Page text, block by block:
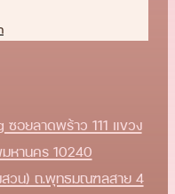
อยลาดพร้าว 111 แขวง
มหานคร 10240
สวน) ถ.พุทธมณฑลสาย 4